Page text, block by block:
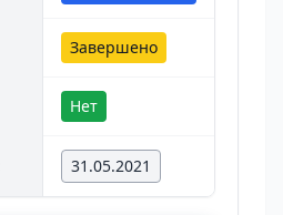
Завершено
Нет
31.05.2021